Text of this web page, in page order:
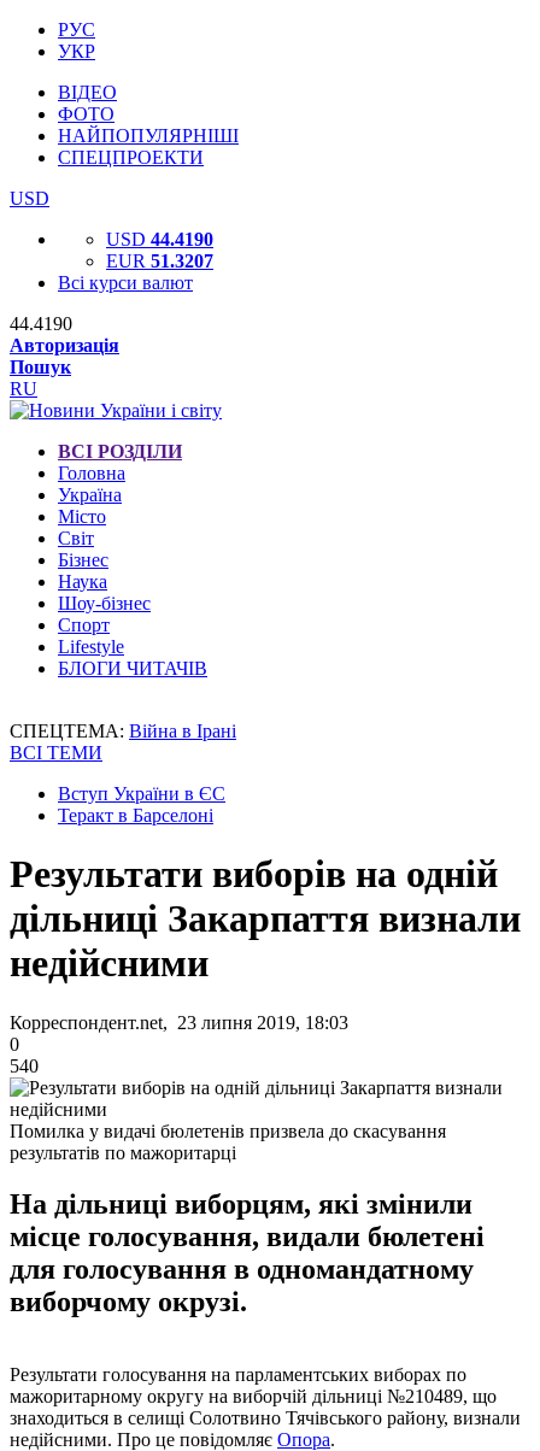
РУС
УКР
ВІДЕО
ФОТО
НАЙПОПУЛЯРНІШІ
СПЕЦПРОЕКТИ
USD
USD 44.4190
EUR 51.3207
Всі курси валют
44.4190
Авторизація
Пошук
RU
ВСІ РОЗДІЛИ
Головна
Україна
Місто
Світ
Бізнес
Наука
Шоу-бізнес
Спорт
Lifestyle
БЛОГИ ЧИТАЧІВ
СПЕЦТЕМА: Війна в Ірані
ВСІ ТЕМИ
Вступ України в ЄС
Теракт в Барселоні
Результати виборів на одній
дільниці Закарпаття визнали
недійсними
Корреспондент.net, 23 липня 2019, 18:03
0
540
Помилка у видачі бюлетенів призвела до скасування
результатів по мажоритарці
На дільниці виборцям, які змінили
місце голосування, видали бюлетені
для голосування в одномандатному
виборчому окрузі.
Результати голосування на парламентських виборах по
мажоритарному округу на виборчій дільниці №210489, що
знаходиться в селищі Солотвино Тячівського району, визнали
недійсними. Про це повідомляє Опора.